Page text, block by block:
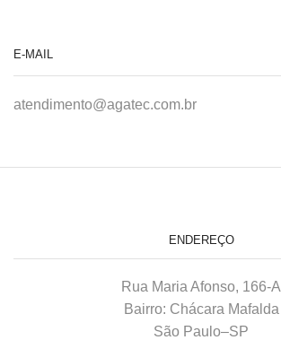
E-MAIL
atendimento@agatec.com.br
ENDEREÇO
Rua Maria Afonso, 166-A
Bairro: Chácara Mafalda
São Paulo–SP